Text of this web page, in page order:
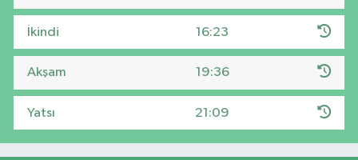
İkindi 16:23
Akşam 19:36
Yatsı 21:09